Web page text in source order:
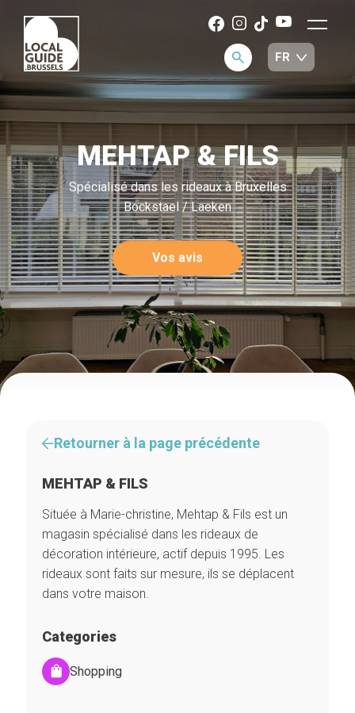
MEHTAP & FILS
Spécialisé dans les rideaux à Bruxelles
Bockstael / Laeken
Vos avis
Retourner à la page précédente
MEHTAP & FILS
Située à Marie-christine, Mehtap & Fils est un
magasin spécialisé dans les rideaux de
décoration intérieure, actif depuis 1995. Les
rideaux sont faits sur mesure, ils se déplacent
dans votre maison.
Categories
Shopping